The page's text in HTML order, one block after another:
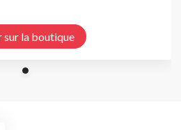
sur la boutique